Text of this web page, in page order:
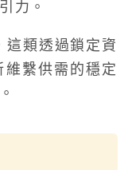
力。
類透過鎖定資
繫供需的穩定